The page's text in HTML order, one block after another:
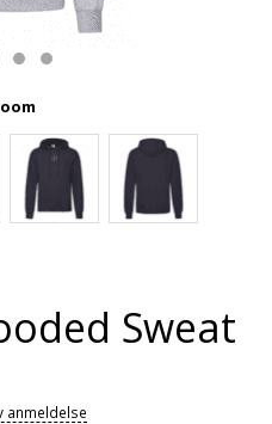
Sweat
anmeldelse